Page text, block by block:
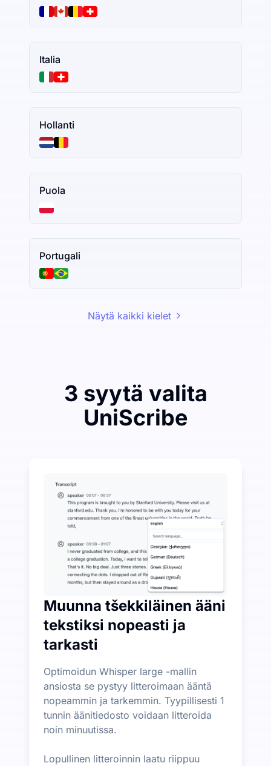
Italia
Hollanti
Puola
Portugali
Näytä kaikki kielet
3 syytä valita
UniScribe
UniScribe tarjoaa 120 minuuttia ilmaista
Lisää tekoälyominaisuuksia saatavilla tekstiksi
Luo automaattisesti tiivistelmiä, miellekarttoja ja
Muunna tšekkiläinen ääni
tekstiksi nopeasti ja
tarkasti
Optimoidun Whisper large -mallin
ansiosta se pystyy litteroimaan ääntä
nopeammin ja tarkemmin. Tyypillisesti 1
tunnin äänitiedosto voidaan litteroida
noin minuutissa.
Lopullinen litteroinnin laatu riippuu